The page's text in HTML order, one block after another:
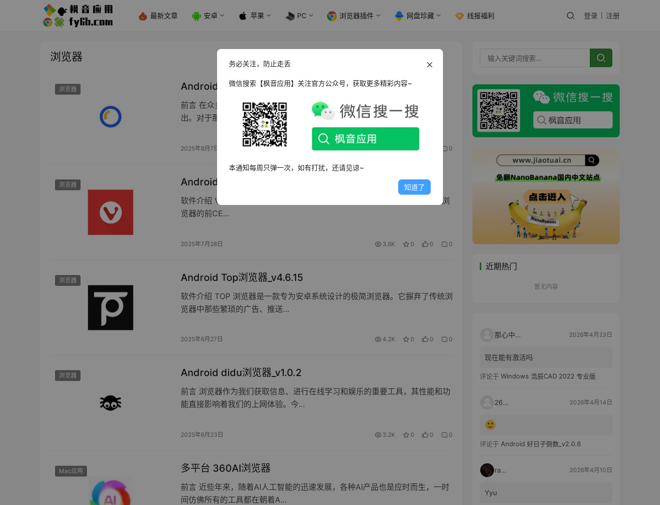
最新文章 安卓 苹果 PC 浏览器插件 网盘珍藏 线报福利 登录 注册
浏览器
浏览器 Android IU浏览器_v1.1.1
前言 在众多的浏览器选择中，IU浏览器以其小巧、实用、简约的特点脱颖而
出。对于那些追求高效、流畅浏览…
2025年8月7日 0
浏览器 Android Vivaldi 浏览器_v7.5.37
软件介绍 Vivaldi浏览器是一款基于Chromium内核的开源浏览器，由Opera浏
览器的前CE…
2025年7月28日 3.6K 0 0 0
浏览器 Android Top浏览器_v4.6.15
软件介绍 TOP 浏览器是一款专为安卓系统设计的极简浏览器。它摒弃了传统浏
览器中那些繁琐的广告、推送…
2025年6月27日 4.2K 0 0 0
浏览器 Android didu浏览器_v1.0.2
前言 浏览器作为我们获取信息、进行在线学习和娱乐的重要工具，其性能和功
能直接影响着我们的上网体验。今…
2025年6月23日 3.2K 0 0 0
Mac应用 多平台 360AI浏览器
前言 近些年来，随着AI人工智能的迅速发展，各种AI产品也是应时而生，一时
间仿佛所有的工具都在朝着A…
近期热门
暂无内容
那心中的话 2026年4月23日
现在能有激活吗
评论于 Windows 浩辰CAD 2022 专业版
2603 2026年4月14日
评论于 Android 好日子倒数_v2.0.6
raka 2026年4月10日
Yyu
务必关注，防止走丢
微信搜索【枫音应用】关注官方公众号，获取更多精彩内容~
本通知每周只弹一次，如有打扰，还请见谅~
知道了